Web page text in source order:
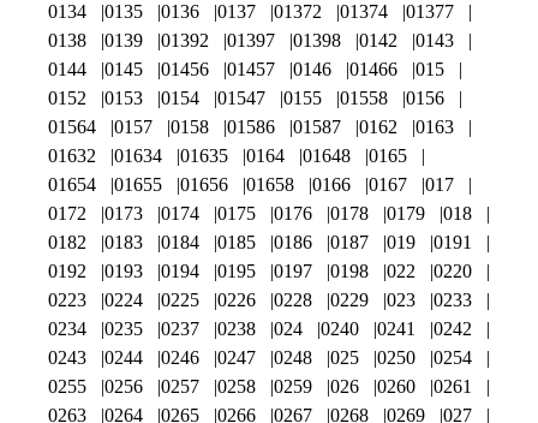
0134
0135 0136 0137 01372 01374
01377
0138
0139 01392 01397 01398 0142
0143
0144
0145 01456 01457 0146 01466
015
0152
0153 0154 01547 0155 01558
0156
01564
0157 0158 01586 01587 0162
0163
01632
01634 01635 0164 01648
0165
01654
01655 01656 01658 0166 0167
017
0172
0173 0174 0175 0176 0178 0179
018
0182
0183 0184 0185 0186 0187 019
0191
0192
0193 0194 0195 0197 0198 022
0220
0223
0224 0225 0226 0228 0229 023
0233
0234
0235 0237 0238 024 0240 0241
0242
0243
0244 0246 0247 0248 025 0250
0254
0255
0256 0257 0258 0259 026 0260
0261
0263
0264 0265 0266 0267 0268 0269 027